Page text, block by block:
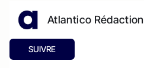
Atlantico Rédaction
SUIVRE